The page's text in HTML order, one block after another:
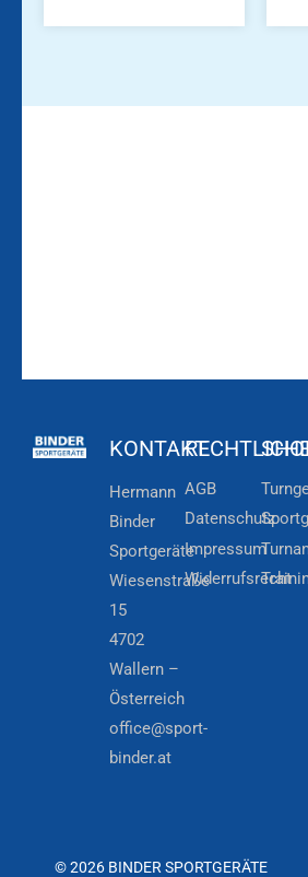
KONTAKT
Hermann
Binder
Sportgeräte
Wiesenstraße
15
4702
Wallern –
Österreich
office@sport-
binder.at
AGB
Datenschutz
Impressum
Widerrufsrecht
© 2026 BINDER SPORTGERÄTE